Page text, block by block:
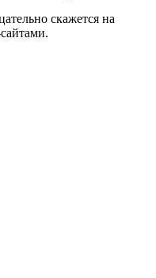
скажется на